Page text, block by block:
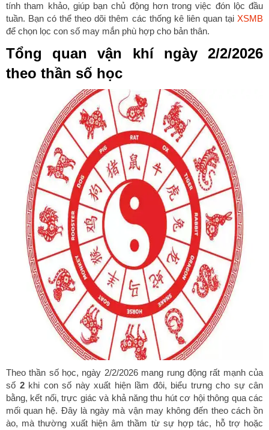
tính tham khảo, giúp bạn chủ động hơn trong việc đón lộc đầu
tuần. Bạn có thể theo dõi thêm các thống kê liên quan tại XSMB
để chọn lọc con số may mắn phù hợp cho bản thân.
Tổng quan vận khí ngày 2/2/2026
theo thần số học
Theo thần số học, ngày 2/2/2026 mang rung động rất mạnh của
số 2khi con số này xuất hiện lầm đôi, biểu trưng cho sự cân
bằng, kết nối, trực giác và khả năng thu hút cơ hội thông qua các
mối quan hệ. Đây là ngày mà vận may không đến theo cách ồn
ào, mà thường xuất hiện âm thầm từ sự hợp tác, hỗ trợ hoặc